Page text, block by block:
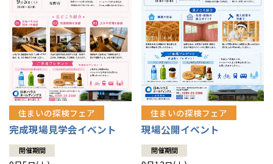
住まいの探検フェア
完成現場見学会イベント
開催期間
住まいの探検フェア
現場公開イベント
開催期間